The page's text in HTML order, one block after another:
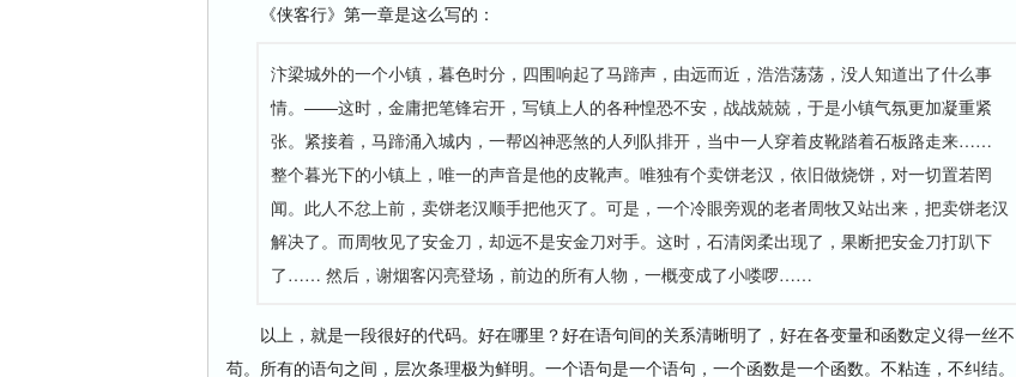
《侠客行》第一章是这么写的：
汴梁城外的一个小镇，暮色时分，四围响起了马蹄声，由远而近，浩浩荡荡，没人知道出了什么事
情。——这时，金庸把笔锋宕开，写镇上人的各种惶恐不安，战战兢兢，于是小镇气氛更加凝重紧
张。紧接着，马蹄涌入城内，一帮凶神恶煞的人列队排开，当中一人穿着皮靴踏着石板路走来……
整个暮光下的小镇上，唯一的声音是他的皮靴声。唯独有个卖饼老汉，依旧做烧饼，对一切置若罔
闻。此人不忿上前，卖饼老汉顺手把他灭了。可是，一个冷眼旁观的老者周牧又站出来，把卖饼老汉
解决了。而周牧见了安金刀，却远不是安金刀对手。这时，石清闵柔出现了，果断把安金刀打趴下
了…… 然后，谢烟客闪亮登场，前边的所有人物，一概变成了小喽啰……
以上，就是一段很好的代码。好在哪里？好在语句间的关系清晰明了，好在各变量和函数定义得一丝不
苟。所有的语句之间，层次条理极为鲜明。一个语句是一个语句，一个函数是一个函数。不粘连，不纠结。